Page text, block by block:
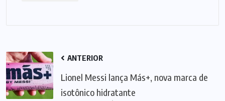
ANTERIOR
Lionel Messi lança Más+, nova marca de
isotônico hidratante